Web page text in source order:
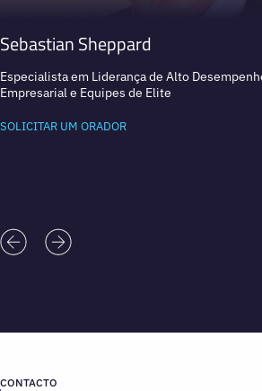
Sebastian Sheppard
Especialista em Liderança de Alto
Empresarial e Equipes de Elite
SOLICITAR UM ORADOR
CONTACTO